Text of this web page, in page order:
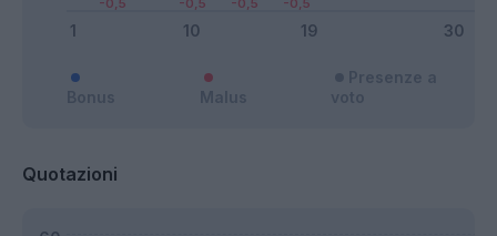
Quotazioni